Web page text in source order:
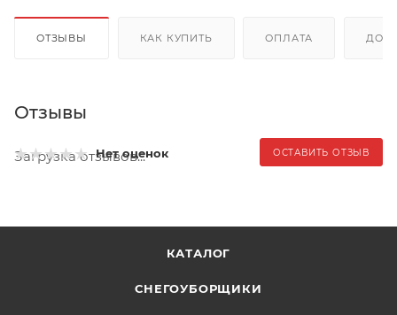
ОТЗЫВЫ КАК КУПИТЬ ОПЛАТА
Отзывы
Нет оценок ОСТАВИТЬ ОТЗЫВ
Загрузка отзывов...
КАТАЛОГ
СНЕГОУБОРЩИКИ